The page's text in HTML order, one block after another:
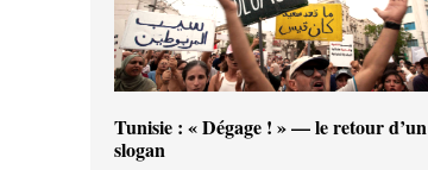
Tunisie : « Dégage ! » — le retour d’un
slogan